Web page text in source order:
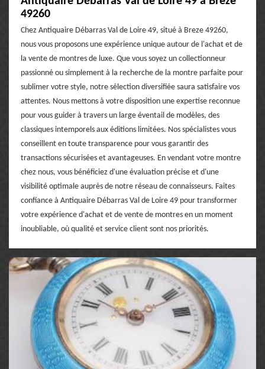
49260
Chez Antiquaire Débarras Val de Loire 49, situé à Breze 49260,
nous vous proposons une expérience unique autour de l'achat et de
la vente de montres de luxe. Que vous soyez un collectionneur
passionné ou simplement à la recherche de la montre parfaite pour
sublimer votre style, notre sélection diversifiée saura satisfaire vos
attentes. Nous mettons à votre disposition une expertise reconnue
pour vous guider à travers un large éventail de modèles, des
classiques intemporels aux éditions limitées. Nos spécialistes vous
conseillent en toute transparence pour vous garantir des
transactions sécurisées et avantageuses. En vendant votre montre
chez nous, vous bénéficiez d'une évaluation précise et d'une
visibilité optimale auprès de notre réseau de connaisseurs. Faites
confiance à Antiquaire Débarras Val de Loire 49 pour transformer
votre expérience d'achat et de vente de montres en un moment
inoubliable, où qualité et service client sont nos priorités.